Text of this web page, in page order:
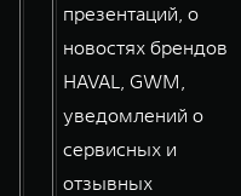
презентаций, о
новостях брендов
HAVAL, GWM,
уведомлений о
сервисных и
отзывных